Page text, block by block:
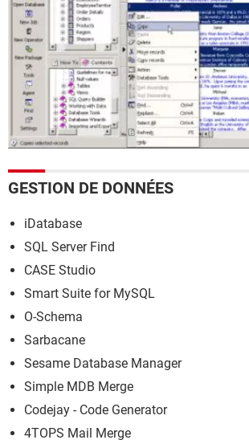
GESTION DE DONNÉES
iDatabase
SQL Server Find
CASE Studio
Smart Suite for MySQL
O-Schema
Sarbacane
Sesame Database Manager
Simple MDB Merge
Codejay - Code Generator
4TOPS Mail Merge